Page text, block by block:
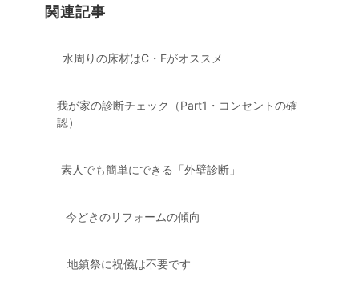
関連記事
水周りの床材はC・Fがオススメ
我が家の診断チェック（Part1・コンセントの確
認）
素人でも簡単にできる「外壁診断」
今どきのリフォームの傾向
地鎮祭に祝儀は不要です